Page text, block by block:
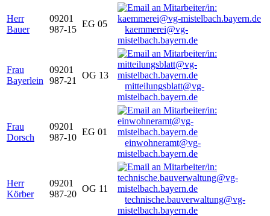
Herr
Bauer
09201
987-15
EG 05
kaemmerei@vg-
mistelbach.bayern.de
Frau
Bayerlein
09201
987-21
OG 13
mitteilungsblatt@vg-
mistelbach.bayern.de
Frau
Dorsch
09201
987-10
EG 01
einwohneramt@vg-
mistelbach.bayern.de
Herr
Körber
09201
987-20
OG 11
technische.bauverwaltung@vg-
mistelbach.bayern.de